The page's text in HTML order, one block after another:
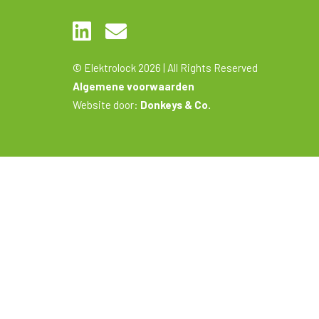
© Elektrolock 2026 | All Rights Reserved
Algemene voorwaarden
Website door: Donkeys & Co.